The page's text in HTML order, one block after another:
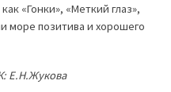
«Гонки», «Меткий глаз»,
море позитива и хорошего
Е.Н.Жукова